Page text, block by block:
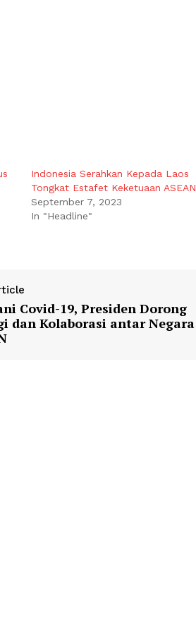
Indonesia Serahkan Kepada Laos
Tongkat Estafet Keketuaan ASEAN
September 7, 2023
In "Headline"
Covid-19, Presiden Dorong
dan Kolaborasi antar Negara